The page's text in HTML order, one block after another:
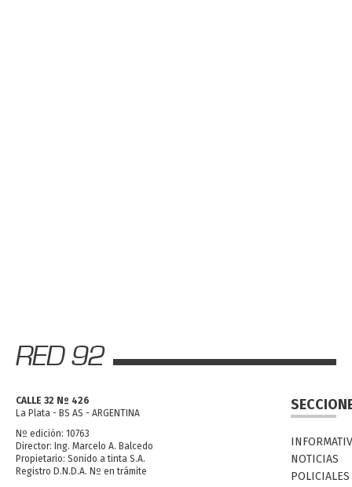
CALLE 32 Nº 426
La Plata - BS AS - ARGENTINA
Nº edición: 10763
Director: Ing. Marcelo A. Balcedo
Propietario: Sonido a tinta S.A.
Registro D.N.D.A. Nº en trámite
NOTICIAS
POLICIALES